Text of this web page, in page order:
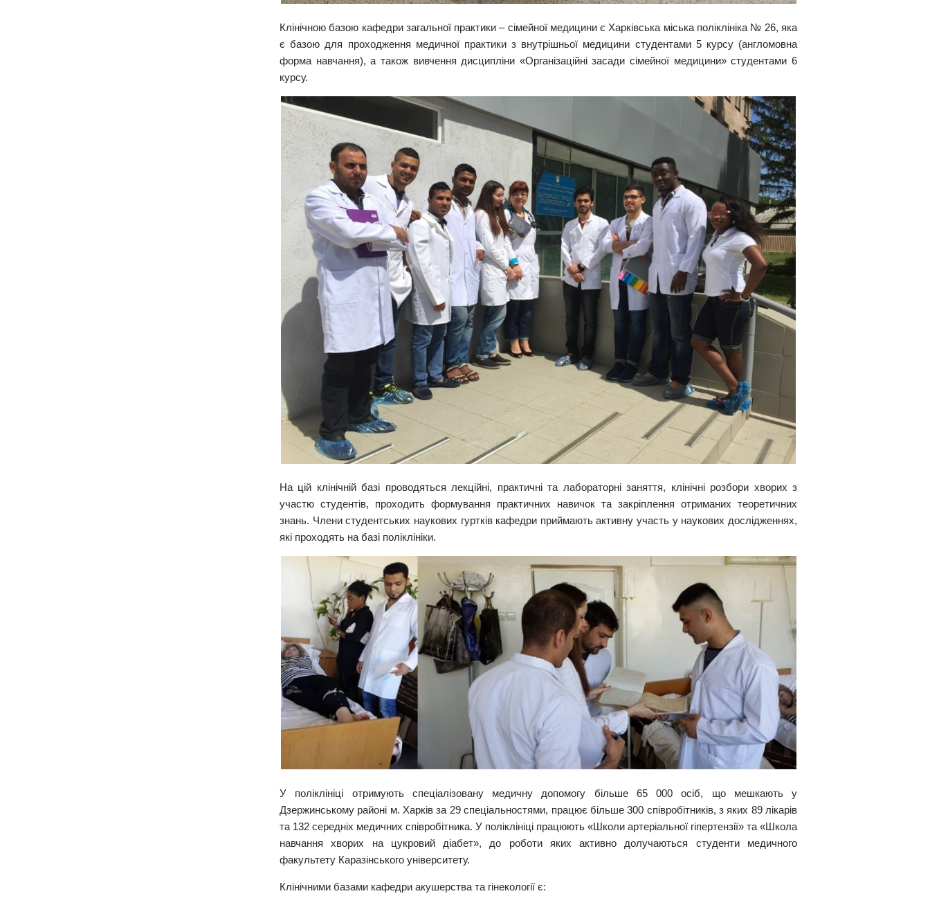
Клінічною базою кафедри загальної практики – сімейної медицини є Харківська міська поліклініка № 26, яка
є базою для проходження медичної практики з внутрішньої медицини студентами 5 курсу (англомовна
форма навчання), а також вивчення дисципліни «Організаційні засади сімейної медицини» студентами 6
курсу.
На цій клінічній базі проводяться лекційні, практичні та лабораторні заняття, клінічні розбори хворих з
участю студентів, проходить формування практичних навичок та закріплення отриманих теоретичних
знань. Члени студентських наукових гуртків кафедри приймають активну участь у наукових дослідженнях,
які проходять на базі поліклініки.
У поліклініці отримують спеціалізовану медичну допомогу більше 65 000 осіб, що мешкають у
Дзержинському районі м. Харків за 29 спеціальностями, працює більше 300 співробітників, з яких 89 лікарів
та 132 середніх медичних співробітника. У поліклініці працюють «Школи артеріальної гіпертензії» та «Школа
навчання хворих на цукровий діабет», до роботи яких активно долучаються студенти медичного
факультету Каразінського університету.
Клінічними базами кафедри акушерства та гінекології є: